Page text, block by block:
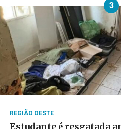
3
REGIÃO OESTE
Estudante é resgatada